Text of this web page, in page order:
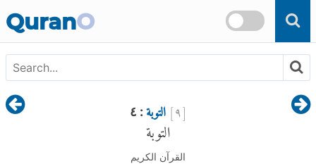
Skip to main content
QuranO
[٩]التوبة : ٤ التوبة
القرآن الكريم